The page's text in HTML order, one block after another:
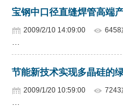
数字报
宝钢中口径直缝焊管高端
2009/2/10 14:09:00 6458
节能新技术实现多晶硅的
2009/1/20 10:59:00 7243